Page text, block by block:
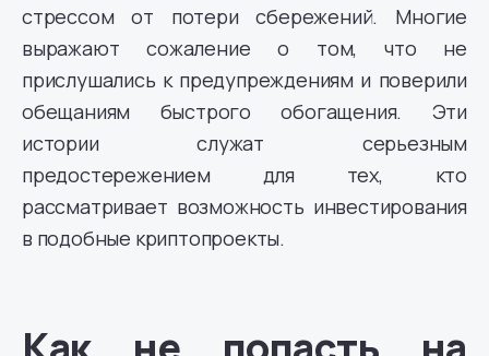
стрессом от потери сбережений. Многие
выражают сожаление о том, что не
прислушались к предупреждениям и поверили
обещаниям быстрого обогащения. Эти
истории служат серьезным
предостережением для тех, кто
рассматривает возможность инвестирования
в подобные криптопроекты.